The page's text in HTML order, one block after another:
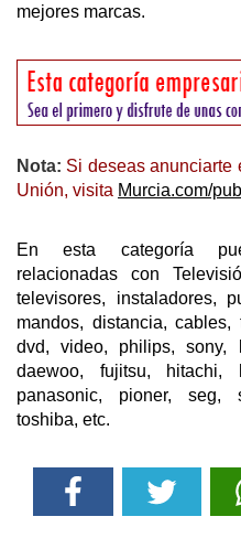
mejores marcas.
Nota: Si deseas anunciarte
Unión, visita Murcia.com/
En esta categoría
relacionadas con
televisores, instaladores,
mandos, distancia, cables,
dvd, video, philips, sony,
daewoo, fujitsu, hitachi,
panasonic, pioner, seg,
toshiba, etc.